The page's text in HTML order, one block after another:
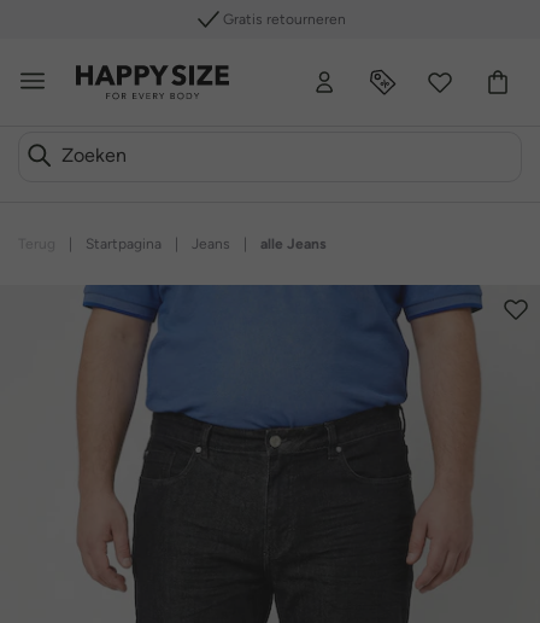
Gratis retourneren
Startpagina Jeans alle Jeans